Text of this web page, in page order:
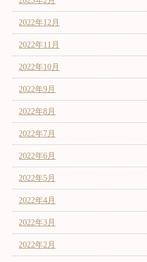
2022年12月
2022年11月
2022年10月
2022年9月
2022年8月
2022年7月
2022年6月
2022年5月
2022年4月
2022年3月
2022年2月